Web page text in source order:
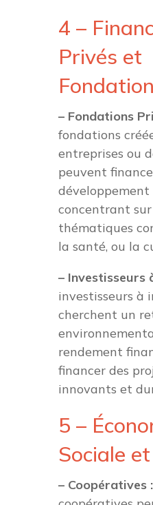
4 –
Privés et
– Fondations
fondations
entreprises ou
peuvent
développement
concentrant sur
thématiques
la santé, ou la
– Investisseurs
investisseurs à
cherchent un
rendement
financer des
innovants et
5 –
Sociale
– Coopératives :